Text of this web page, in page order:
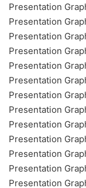
Presentation
Presentation
Presentation
Presentation
Presentation
Presentation
Presentation
Presentation
Presentation
Presentation
Presentation
Presentation
Presentation